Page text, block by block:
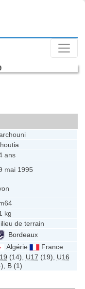
ans
mai 1995
kg
de terrain
Bordeaux
Algérie
France
(14), U17 (19), U16
, B(1)